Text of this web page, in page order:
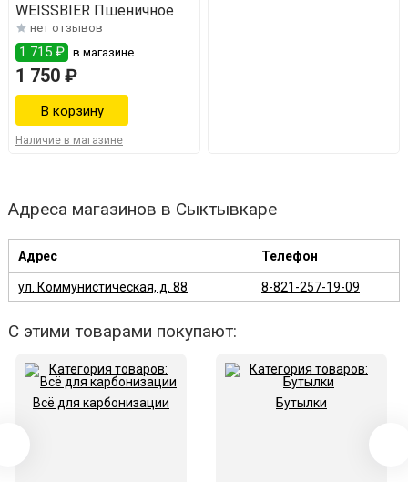
WEISSBIER Пшеничное
нет отзывов
1 715 ₽ в магазине
1 750 ₽
Наличие в магазине
Адреса магазинов в Сыктывкаре
Адрес Телефон
ул. Коммунистическая, д. 88 8-821-257-19-09
С этими товарами покупают:
Всё для карбонизации Бутылки